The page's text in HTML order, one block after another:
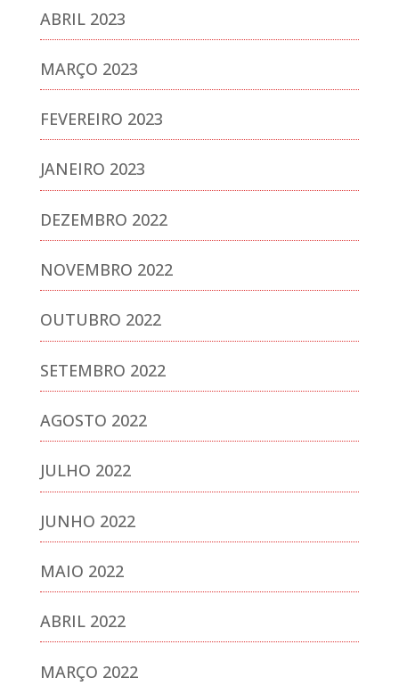
ABRIL 2023
MARÇO 2023
FEVEREIRO 2023
JANEIRO 2023
DEZEMBRO 2022
NOVEMBRO 2022
OUTUBRO 2022
SETEMBRO 2022
AGOSTO 2022
JULHO 2022
JUNHO 2022
MAIO 2022
ABRIL 2022
MARÇO 2022